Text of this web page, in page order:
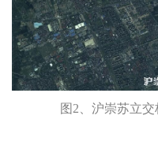
图2、沪崇苏立